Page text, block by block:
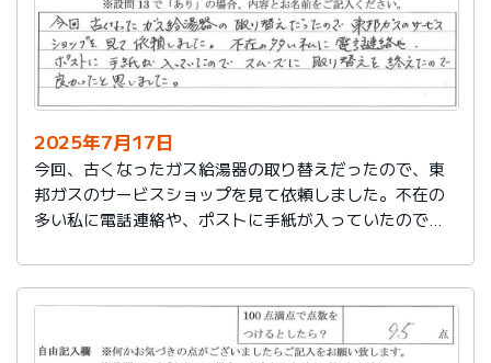
2025年7月17日
今回、古くなったガス給湯器の取り替えだったので、東
邦ガスのサービスショップを見て依頼しました。不在の
多い私に電話連絡や、ポストに手紙が入っていたので、
た。